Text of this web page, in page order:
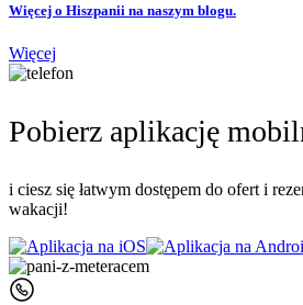
Więcej o Hiszpanii na naszym blogu.
Więcej
Pobierz aplikację
i ciesz się łatwym dostępem do ofert i
wakacji!